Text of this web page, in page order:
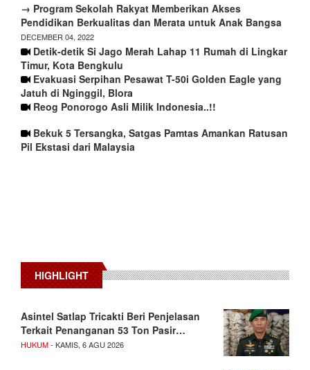
→ Program Sekolah Rakyat Memberikan Akses
Pendidikan Berkualitas dan Merata untuk Anak Bangsa
DECEMBER 04, 2022
Detik-detik Si Jago Merah Lahap 11 Rumah di Lingkar
Timur, Kota Bengkulu
Evakuasi Serpihan Pesawat T-50i Golden Eagle yang
Jatuh di Nginggil, Blora
Reog Ponorogo Asli Milik Indonesia..!!
Bekuk 5 Tersangka, Satgas Pamtas Amankan Ratusan
Pil Ekstasi dari Malaysia
HIGHLIGHT
Asintel Satlap Tricakti Beri Penjelasan
Terkait Penanganan 53 Ton Pasir…
HUKUM- KAMIS, 6 AGU 2026